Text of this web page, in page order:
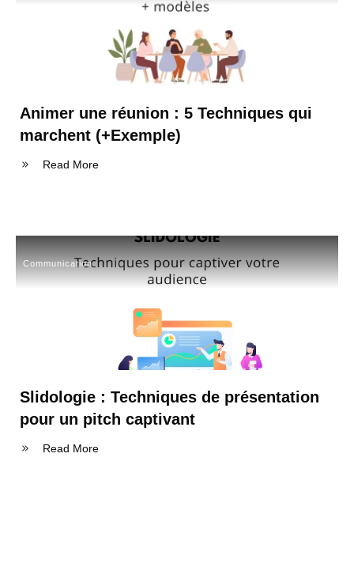
Animer une réunion : 5 Techniques qui
marchent (+Exemple)
Read More
Communication
Slidologie : Techniques de présentation
pour un pitch captivant
Read More